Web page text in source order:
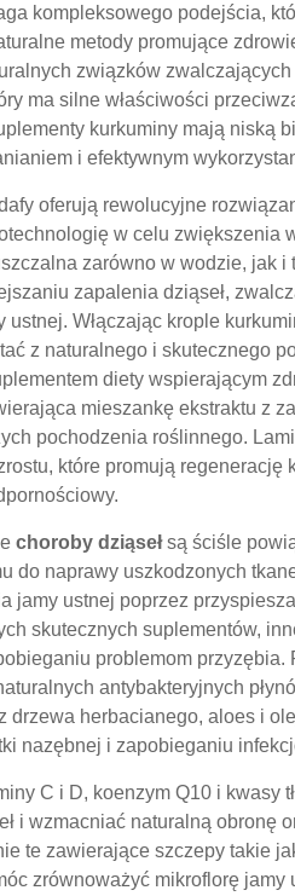
kompleksowego podejścia,
metody promujące
związków zwalczających
ma silne właściwości
kurkuminy mają niską
i efektywnym
oferują rewolucyjne
w celu zwiększenia
zarówno w wodzie, jak i
zapalenia dziąseł,
ustnej. Włączając krople
z naturalnego i skutecznego
diety wspierającym
mieszankę ekstraktu z
pochodzenia roślinnego.
które promują
choroby dziąsełsą ściśle
do naprawy uszkodzonych
jamy ustnej poprzez
skutecznych suplementów,
problemom
antybakteryjnych
drzewa herbacianego, aloes i
nazębnej i zapobieganiu
C i D, koenzym Q10 i kwasy
i wzmacniać naturalną obronę
te zawierające szczepy takie
zrównoważyć mikroflorę